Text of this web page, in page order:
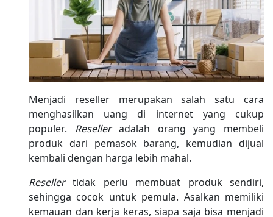
Menjadi reseller merupakan salah satu cara
menghasilkan uang di internet yang cukup
populer. Reselleradalah orang yang membeli
produk dari pemasok barang, kemudian dijual
kembali dengan harga lebih mahal.
Resellertidak perlu membuat produk sendiri,
sehingga cocok untuk pemula. Asalkan memiliki
kemauan dan kerja keras, siapa saja bisa menjadi